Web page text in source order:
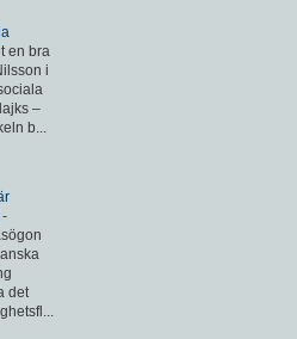
en bra
i
–
b...
-
det